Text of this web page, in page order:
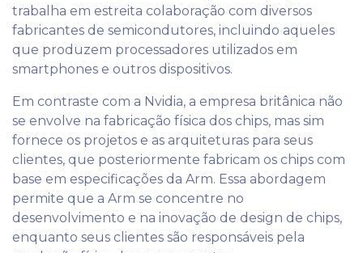
trabalha em estreita colaboração com diversos
fabricantes de semicondutores, incluindo aqueles
que produzem processadores utilizados em
smartphones e outros dispositivos.
Em contraste com a Nvidia, a empresa britânica não
se envolve na fabricação física dos chips, mas sim
fornece os projetos e as arquiteturas para seus
clientes, que posteriormente fabricam os chips com
base em especificações da Arm. Essa abordagem
permite que a Arm se concentre no
desenvolvimento e na inovação de design de chips,
enquanto seus clientes são responsáveis pela